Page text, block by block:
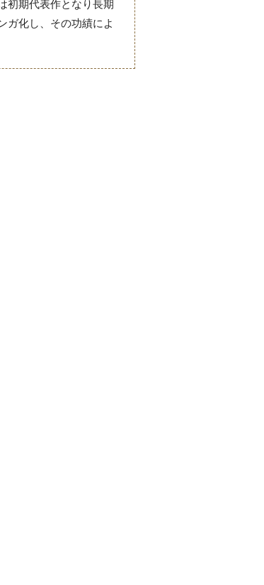
初期代表作となり長期
ガ化し、その功績によ